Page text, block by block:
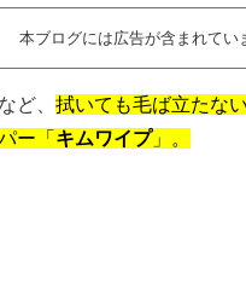
本ブログには広告が含まれてい
ど、 拭いても毛ば立たな
ー「 キムワイプ」。